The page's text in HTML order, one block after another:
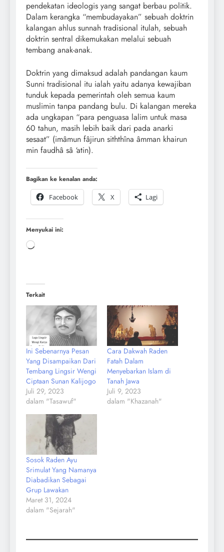
pendekatan ideologis yang sangat berbau politik.
Dalam kerangka “membudayakan” sebuah doktrin
kalangan ahlus sunnah tradisional itulah, sebuah
doktrin sentral dikemukakan melalui sebuah
tembang anak-anak.
Doktrin yang dimaksud adalah pandangan kaum
Sunni tradisional itu ialah yaitu adanya kewajiban
tunduk kepada pemerintah oleh semua kaum
muslimin tanpa pandang bulu. Di kalangan mereka
ada ungkapan “para penguasa lalim untuk masa
60 tahun, masih lebih baik dari pada anarki
sesaat” (imâmun fâjirun siththîna âmman khairun
min faudhâ sâ ‘atin).
Bagikan ke kenalan anda:
Facebook
X Lagi
Menyukai ini:
Terkait
Ini Sebenarnya Pesan
Yang Disampaikan Dari
Tembang Lingsir Wengi
Ciptaan Sunan Kalijogo
Juli 29, 2023
dalam "Tasawuf"
Cara Dakwah Raden
Fatah Dalam
Menyebarkan Islam di
Tanah Jawa
Juli 9, 2023
dalam "Khazanah"
Sosok Raden Ayu
Srimulat Yang Namanya
Diabadikan Sebagai
Grup Lawakan
Maret 31, 2024
dalam "Sejarah"